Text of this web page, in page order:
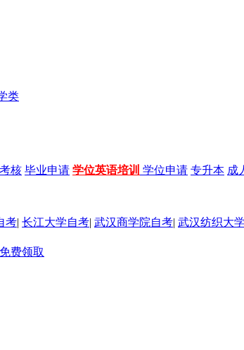
类
核 毕业申请 学位英语培训 学位申请 专升本 成
考| 长江大学自考| 武汉商学院自考| 武汉纺织大